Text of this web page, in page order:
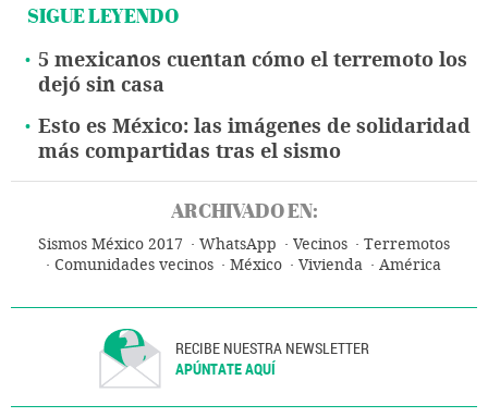
SIGUE LEYENDO
5 mexicanos cuentan cómo el terremoto los
dejó sin casa
Esto es México: las imágenes de solidaridad
más compartidas tras el sismo
ARCHIVADO EN:
Sismos México 2017 WhatsApp Vecinos
Terremotos
Comunidades vecinos
México Vivienda América
RECIBE NUESTRA NEWSLETTER
APÚNTATE AQUÍ